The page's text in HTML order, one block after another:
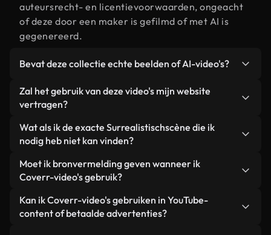
auteursrecht- en licentievoorwaarden, ongeacht
of deze door een maker is gefilmd of met AI is
gegenereerd.
Bevat deze collectie echte beelden of AI-video's?
Beide. Dit is een hybride bibliotheek die bestaat
uit echte, door mensen gefilmde beelden van
gegenereerde video's. Elke video is duidelijk
gelabeld, zodat je altijd weet wat je gebruikt.
Zal het gebruik van deze video's mijn website
vertragen?
Niet als u voor onze geoptimaliseerde versies
kiest. Wij bieden lichtgewicht, webklare formaten
achtergrond. Zo blijft de kwaliteit hoog, worden de
laadtijden geminimaliseerd en worden
statistieken zoals LCP verbeterd.
Wat als ik de exacte Surrealistischscène die ik
nodig heb niet kan vinden?
Met Coverr AI Studio maak je direct een video.
Beschrijf de scène – bijvoorbeeld "Surrealistisch
binnen enkele seconden een gepersonaliseerde
video die voldoet aan onze licentievoorwaarden.
Moet ik bronvermelding geven wanneer ik
Coverr-video's gebruik?
Naamsvermelding is niet vereist. Alle video's in
onze stockbibliotheek zijn royaltyvrij en kunnen
Kan ik Coverr-video's gebruiken in YouTube-
content of betaalde advertenties?